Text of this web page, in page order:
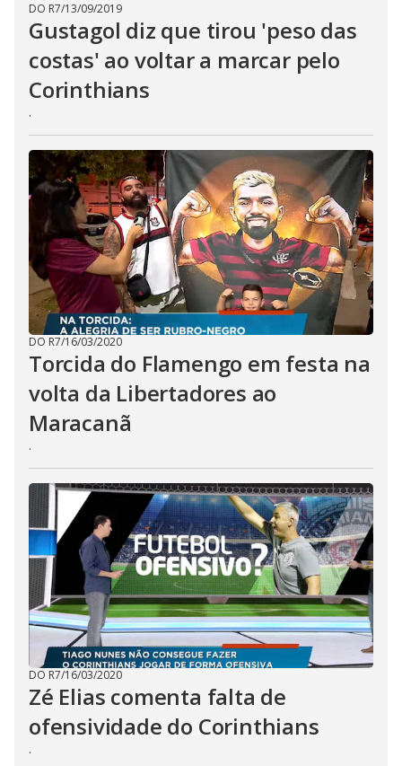
DO R7/13/09/2019
Gustagol diz que tirou 'peso das
costas' ao voltar a marcar pelo
Corinthians
.
DO R7/16/03/2020
Torcida do Flamengo em festa na
volta da Libertadores ao
Maracanã
.
DO R7/16/03/2020
Zé Elias comenta falta de
ofensividade do Corinthians
.